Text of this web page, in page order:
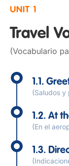
UNIT 1
Travel
(Vocabulario
1.1.
(Saludos y
1.2. At
(En el
1.3.